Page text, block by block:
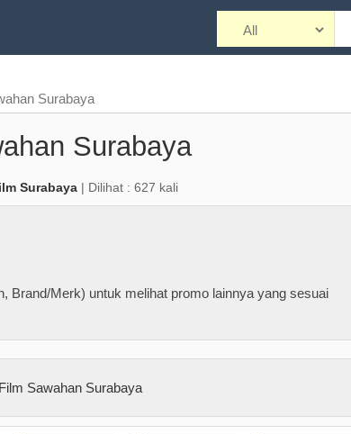
Surabaya
Surabaya
Surabaya | Dilihat : 627 kali
Brand/Merk) untuk melihat promo lainnya yang sesuai